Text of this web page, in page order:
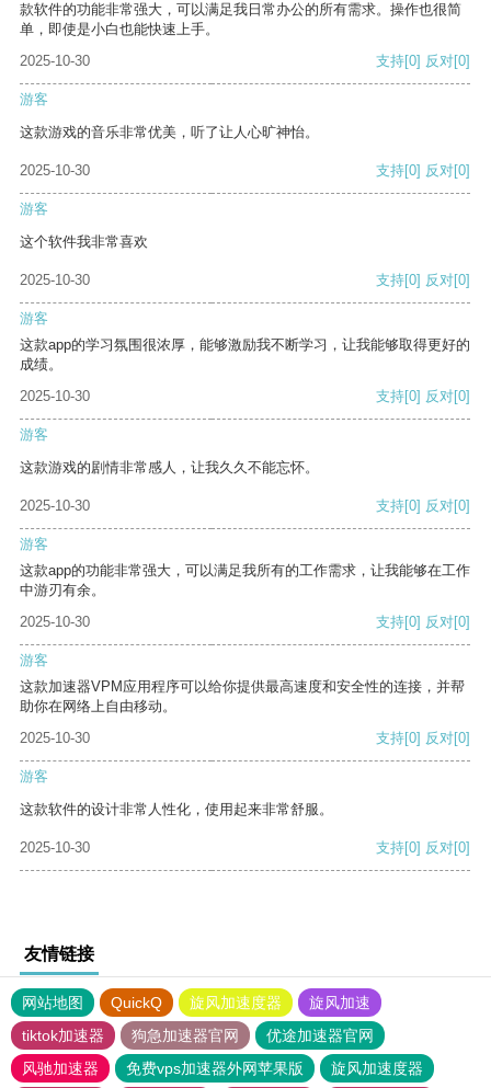
款软件的功能非常强大，可以满足我日常办公的所有需求。操作也很简
单，即使是小白也能快速上手。
2025-10-30
支持[0] 反对[0]
游客
这款游戏的音乐非常优美，听了让人心旷神怡。
2025-10-30 支持[0] 反对[0]
游客
这个软件我非常喜欢
2025-10-30 支持[0] 反对[0]
游客
这款app的学习氛围很浓厚，能够激励我不断学习，让我能够取得更好的
成绩。
2025-10-30
支持[0] 反对[0]
游客
这款游戏的剧情非常感人，让我久久不能忘怀。
2025-10-30 支持[0] 反对[0]
游客
这款app的功能非常强大，可以满足我所有的工作需求，让我能够在工作
中游刃有余。
2025-10-30
支持[0] 反对[0]
游客
这款加速器VPM应用程序可以给你提供最高速度和安全性的连接，并帮
助你在网络上自由移动。
2025-10-30
支持[0] 反对[0]
游客
这款软件的设计非常人性化，使用起来非常舒服。
2025-10-30 支持[0] 反对[0]
友情链接
网站地图 QuickQ 旋风加速度器
旋风加速
tiktok加速器
狗急加速器官网
优途加速器官网
风驰加速器
免费vps加速器外网苹果版 旋风加速度器